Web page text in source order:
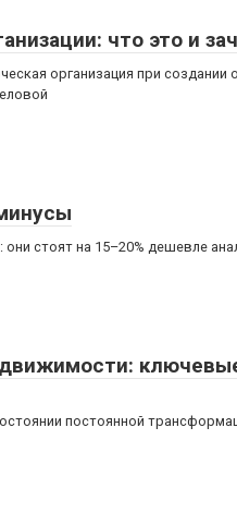
что это и
организация при создании
стоят на 15–20% дешевле
постоянной